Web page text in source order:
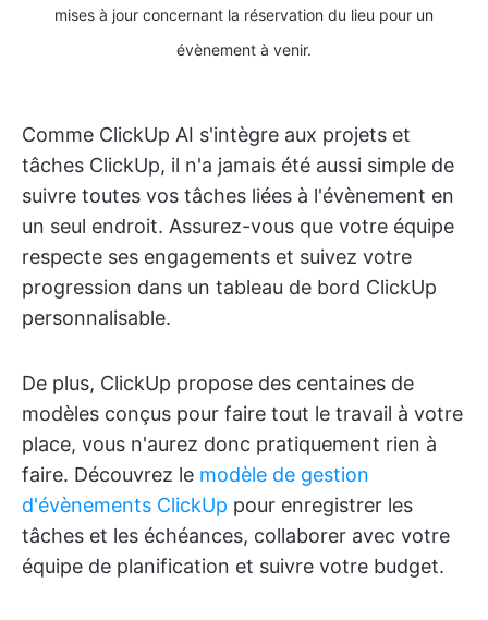
mises à jour concernant la réservation du lieu pour un
évènement à venir.
Comme ClickUp AI s'intègre aux projets et
tâches ClickUp, il n'a jamais été aussi simple de
suivre toutes vos tâches liées à l'évènement en
un seul endroit. Assurez-vous que votre équipe
respecte ses engagements et suivez votre
progression dans un tableau de bord ClickUp
personnalisable.
De plus, ClickUp propose des centaines de
modèles conçus pour faire tout le travail à votre
place, vous n'aurez donc pratiquement rien à
faire. Découvrez le modèle de gestion
d'évènements ClickUp pour enregistrer les
tâches et les échéances, collaborer avec votre
équipe de planification et suivre votre budget.